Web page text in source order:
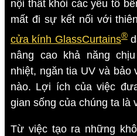
nội thất khỏi các yếu tố
mất đi sự kết nối với
cửa kính GlassCurtains®
nâng cao khả năng
nhiệt, ngăn tia UV và bảo
nào. Lợi ích của việc
gian sống của chúng ta là
Từ việc tạo ra những